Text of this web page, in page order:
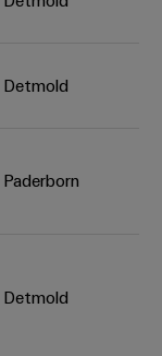
Detmold
Paderborn
Detmold